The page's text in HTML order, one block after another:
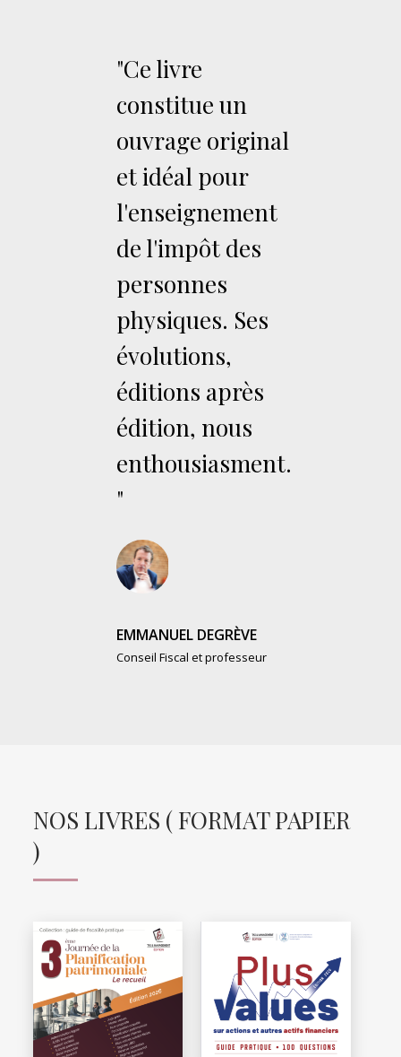
"Ce livre
constitue un
ouvrage original
et idéal pour
l'enseignement
de l'impôt des
personnes
physiques. Ses
évolutions,
éditions après
édition, nous
enthousiasment.
"
EMMANUEL DEGRÈVE
Conseil Fiscal et professeur
NOS LIVRES ( FORMAT PAPIER
)